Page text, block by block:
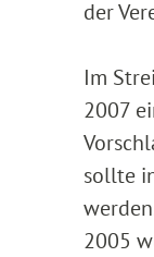
der
Im
2007
sollte
2005